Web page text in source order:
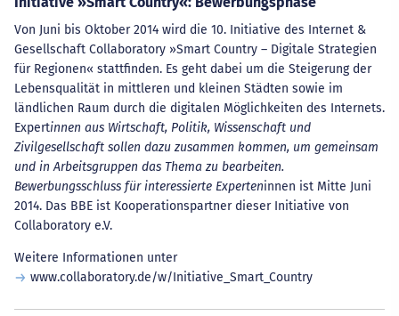
Von Juni bis Oktober 2014 wird die 10. Initiative des Internet &
Gesellschaft Collaboratory »Smart Country – Digitale Strategien
für Regionen« stattfinden. Es geht dabei um die Steigerung der
Lebensqualität in mittleren und kleinen Städten sowie im
ländlichen Raum durch die digitalen Möglichkeiten des Internets.
Expertinnen aus Wirtschaft, Politik, Wissenschaft und
Zivilgesellschaft sollen dazu zusammen kommen, um gemeinsam
und in Arbeitsgruppen das Thema zu bearbeiten.
Bewerbungsschluss für interessierte Experteninnen ist Mitte Juni
2014. Das BBE ist Kooperationspartner dieser Initiative von
Collaboratory e.V.
Weitere Informationen unter
www.collaboratory.de/w/Initiative_Smart_Country